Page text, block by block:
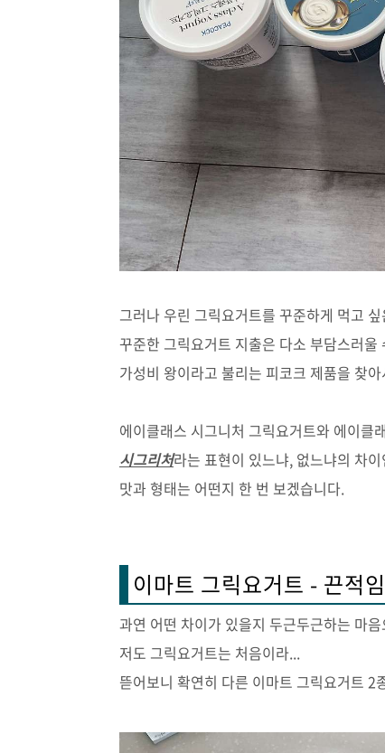
그러나 우린 그릭요거트를 꾸준하게 먹고
꾸준한 그릭요거트 지출은 다소 부담스러울
가성비 왕이라고 불리는 피코크 제품을 찾
에이클래스 시그니처 그릭요거트와 에이클
시그리처라는 표현이 있느냐, 없느냐의 차이
맛과 형태는 어떤지 한 번 보겠습니다.
이마트 그릭요거트 - 끈적
과연 어떤 차이가 있을지 두근두근하는 마
저도 그릭요거트는 처음이라...
뜯어보니 확연히 다른 이마트 그릭요거트 2